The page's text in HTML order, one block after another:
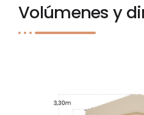
Volúmenes y